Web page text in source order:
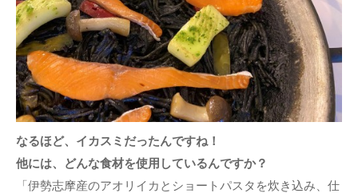
なるほど、イカスミだったんですね！
他には、どんな食材を使用しているんですか？
「伊勢志摩産のアオリイカとショートパスタを炊き込み、仕